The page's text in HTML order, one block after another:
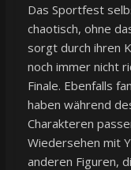
Das Sportfest
chaotisch, ohne
sorgt durch ihren
noch immer nicht
Finale. Ebenfalls
haben während
Charakteren
Wiedersehen mit
anderen Figuren,